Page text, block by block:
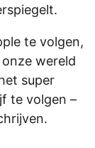
te volgen,
wereld
super
te volgen –